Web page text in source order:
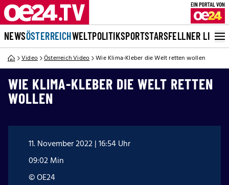
NEWSÖSTERREICHWELTPOLITIKSPORTSTARSFELLNER LIVE
Video Österreich Video Wie Klima-Kleber die Welt retten wollen
WIE KLIMA-KLEBER DIE WELT RETTEN
WOLLEN
11. November 2022 | 16:54 Uhr
09:02 Min
© OE24